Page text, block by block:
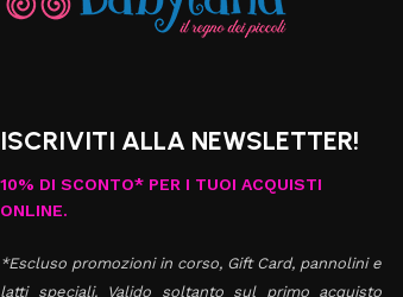
ISCRIVITI ALLA NEWSLETTER!
10% DI SCONTO* PER I TUOI ACQUISTI
ONLINE.
*Escluso promozioni in corso, Gift Card, pannolini e
latti speciali. Valido soltanto sul primo acquisto
annavale danna